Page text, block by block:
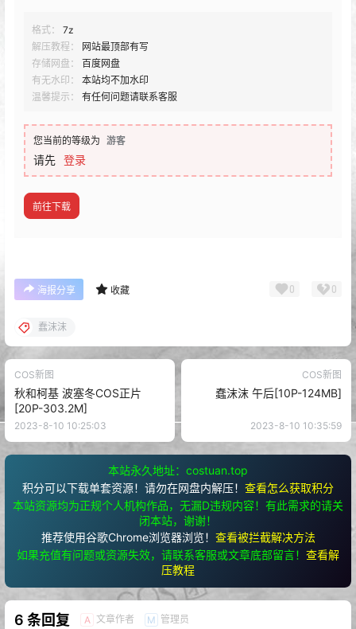
格式：
7z
解压教程：
网站最顶部有写
存储网盘：
百度网盘
有无水印：
本站均不加水印
温馨提示：
有任何问题请联系客服
您当前的等级为 游客
请先 登录
前往下载
海报分享 收藏 0 0
蠢沫沫
COS新图
秋和柯基 波塞冬COS正片
[20P-303.2M]
2023-8-10 10:25:03
COS新图
蠢沫沫 午后[10P-124MB]
2023-8-10 10:35:59
本站永久地址：costuan.top
积分可以下载单套资源！请勿在网盘内解压！ 查看怎么获取积分
本站资源均为正规个人机构作品，无漏D违规内容！有此需求的请关
闭本站，谢谢！
推荐使用谷歌Chrome浏览器浏览！ 查看被拦截解决方法
如果充值有问题或资源失效，请联系客服或文章底部留言！ 查看解
压教程
6 条回复 A 文章作者 M 管理员